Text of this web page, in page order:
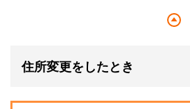
住所変更をしたとき